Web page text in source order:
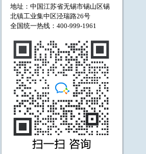
地址：中国江苏省无锡市锡山区锡
北镇工业集中区泾瑞路26号
全国统一热线：400-999-1961